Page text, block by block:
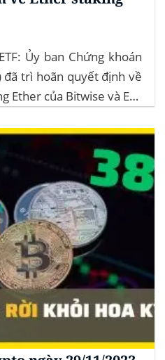
Ủy ban Chứng khoán
đã trì hoãn quyết định về
Ether của Bitwise và ETF
ý kiến công...